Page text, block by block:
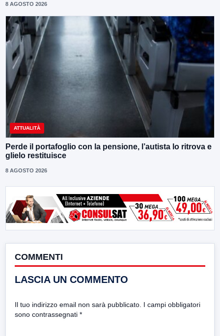
8 AGOSTO 2026
ATTUALITÀ
Perde il portafoglio con la pensione, l’autista lo ritrova e
glielo restituisce
8 AGOSTO 2026
COMMENTI
LASCIA UN COMMENTO
Il tuo indirizzo email non sarà pubblicato. I campi obbligatori
sono contrassegnati *